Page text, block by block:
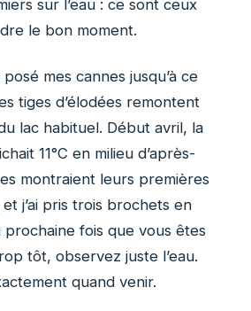
sur l’eau : ce sont ceux
le bon moment.
mes cannes jusqu’à ce
tiges d’élodées remontent
lac habituel. Début avril, la
11°C en milieu d’après-
montraient leurs premières
j’ai pris trois brochets en
fois que vous êtes
tôt, observez juste l’eau.
quand venir.